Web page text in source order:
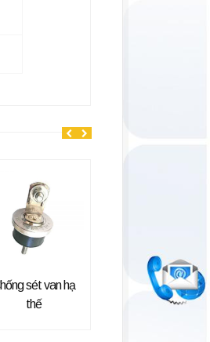
sét van hạ
thế
Dao cách ly 3 pha
ngoài trời